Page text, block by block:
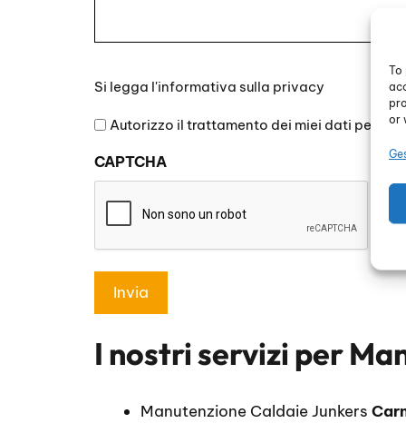
To
or
legga
l'informativa
privacy
Si legga l'informativa sulla privacy
Autorizzo il trattamento dei miei dati
CAPTCHA
I nostri servizi per
Manutenzione Caldaie Junkers